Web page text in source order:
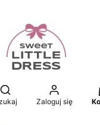
Otwórz wyszukiwarkę
Zaloguj się